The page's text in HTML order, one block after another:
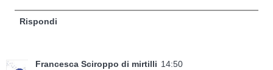
Rispondi
Francesca Sciroppo di mirtilli 14:50